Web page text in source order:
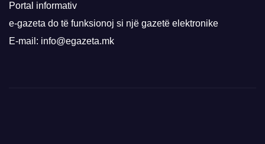
Portal informativ
e-gazeta do të funksionoj si një gazetë elektronike
E-mail: info@egazeta.mk